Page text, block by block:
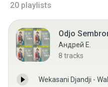
20 playlists
Odjo
Андрей Е.
8 tracks
Wekasani Djandji -